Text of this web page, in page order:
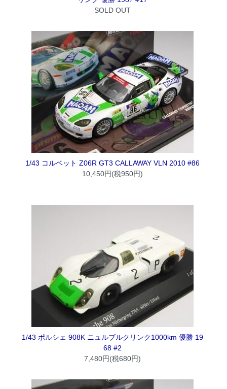
SOLD OUT
1/43 コルベット Z06R GT3 CALLAWAY VLN 2010 #86
10,450円(税950円)
1/43 ポルシェ 908K ニュルブルクリンク1000km 優勝 19
68 #2
7,480円(税680円)